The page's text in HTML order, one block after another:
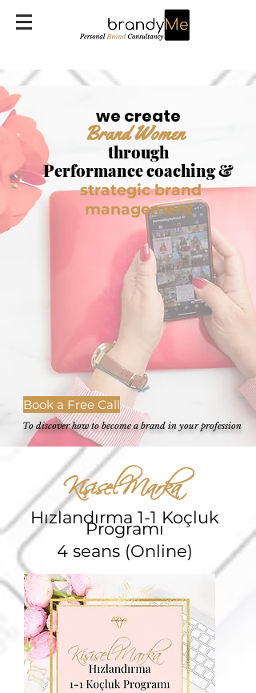
Kişisel Marka
Hızlandırma 1-1 Koçluk
Programı
4 seans (Online)
we create
Brand Women
through
Performance coaching &
strategic brand
management
Book a Free Call
To discover how to become a brand in your profession